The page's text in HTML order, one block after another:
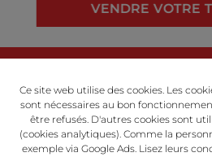
VENDRE VOTRE
Ce site web utilise des cookies. Les
sont nécessaires au bon
être refusés. D'autres cookies sont
(cookies analytiques). Comme la
exemple via Google Ads. Lisez leurs